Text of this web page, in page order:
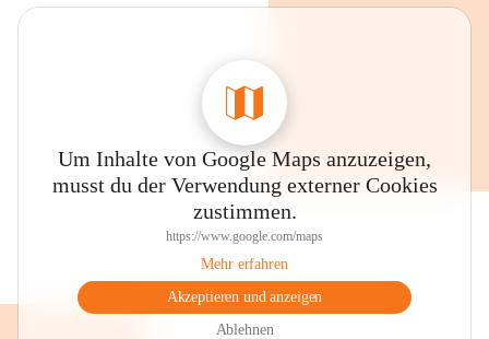
Um Inhalte von Google Maps anzuzeigen,
musst du der Verwendung externer Cookies
zustimmen.
https://www.google.com/maps
Mehr erfahren
Akzeptieren und anzeigen
Ablehnen